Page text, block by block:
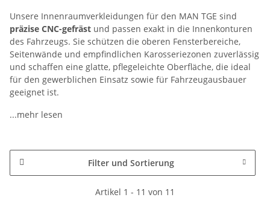
Unsere Innenraumverkleidungen für den MAN TGE sind
präzise CNC-gefräst und passen exakt in die Innenkonturen
des Fahrzeugs. Sie schützen die oberen Fensterbereiche,
Seitenwände und empfindlichen Karosseriezonen zuverlässig
und schaffen eine glatte, pflegeleichte Oberfläche, die ideal
für den gewerblichen Einsatz sowie für Fahrzeugausbauer
geeignet ist.
...mehr lesen
Filter und Sortierung
Artikel 1 - 11 von 11